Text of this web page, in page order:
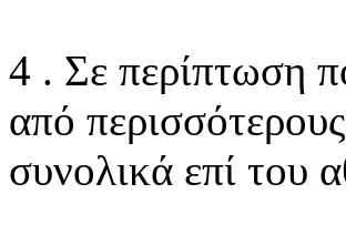
4 . Σε περίπτωση
από
συνολικά επί του